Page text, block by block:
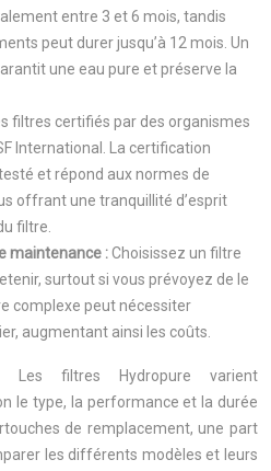
entre 3 et 6 mois, tandis
peut durer jusqu’à 12 mois. Un
une eau pure et préserve la
filtres certifiés par des organismes
International. La certification
et répond aux normes de
offrant une tranquillité d’esprit
filtre.
maintenance :Choisissez un filtre
surtout si vous prévoyez de le
complexe peut nécessiter
augmentant ainsi les coûts.
Les filtres Hydropure varient
le type, la performance et la durée
de remplacement, une part
les différents modèles et leurs